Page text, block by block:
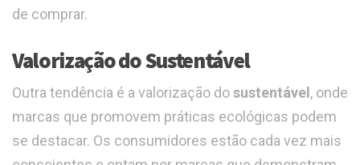
de comprar.
Valorização do Sustentável
Outra tendência é a valorização dosustentável , onde
marcas que promovem práticas ecológicas podem
se destacar. Os consumidores estão cada vez mais